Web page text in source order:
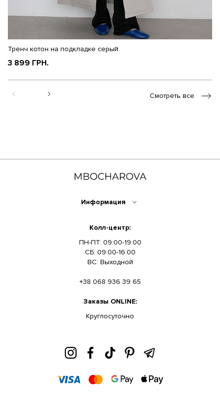
Тренч котон на подкладке серый
3 899 ГРН.
Смотреть все
Информация
Колл-центр:
ПН-ПТ: 09:00-19:00
СБ: 09:00-16:00
ВС: Выходной
+38 068 936 39 65
Заказы ONLINE:
Круглосуточно